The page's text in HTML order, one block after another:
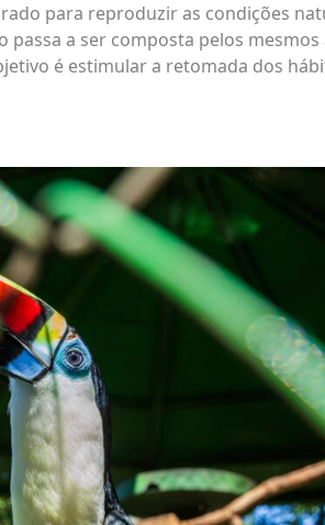
para reproduzir as condições
a ser composta pelos
é estimular a retomada dos